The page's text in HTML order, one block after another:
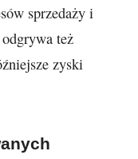
sprzedaży i
też
zyski